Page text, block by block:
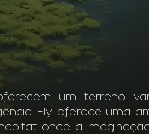
um terreno
Ely oferece uma
onde a